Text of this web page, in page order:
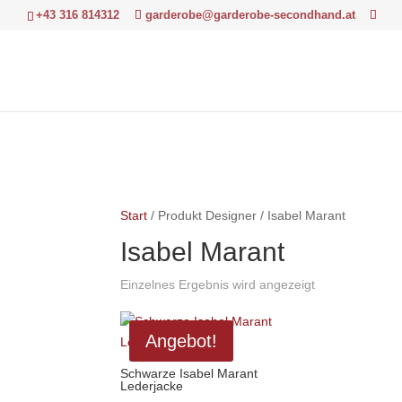
+43 316 814312 garderobe@garderobe-secondhand.at
Start / Produkt Designer / Isabel Marant
Isabel Marant
Einzelnes Ergebnis wird angezeigt
Angebot!
Schwarze Isabel Marant
Lederjacke